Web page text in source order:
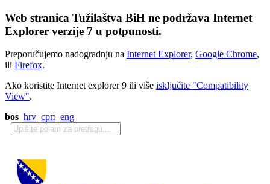
Web stranica Tužilaštva BiH ne podržava Internet
Explorer verzije 7 u potpunosti.
Preporučujemo nadogradnju na Internet Explorer, Google Chrome,
ili Firefox.
Ako koristite Internet explorer 9 ili više isključite "Compatibility
View".
bos hrv срп eng